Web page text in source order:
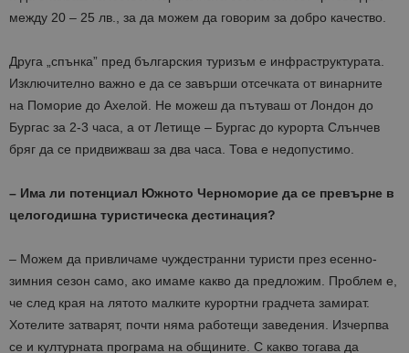
между 20 – 25 лв., за да можем да говорим за добро качество.
Друга „спънка” пред българския туризъм е инфраструктурата.
Изключително важно е да се завърши отсечката от винарните
на Поморие до Ахелой. Не можеш да пътуваш от Лондон до
Бургас за 2-3 часа, а от Летище – Бургас до курорта Слънчев
бряг да се придвижваш за два часа. Това е недопустимо.
– Има ли потенциал Южното Черноморие да се превърне в
целогодишна туристическа дестинация?
– Можем да привличаме чуждестранни туристи през есенно-
зимния сезон само, ако имаме какво да предложим. Проблем е,
че след края на лятото малките курортни градчета замират.
Хотелите затварят, почти няма работещи заведения. Изчерпва
се и културната програма на общините. С какво тогава да